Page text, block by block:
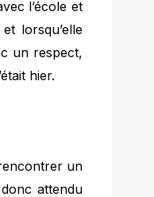
l’école et
lorsqu’elle
un respect,
hier.
un
attendu